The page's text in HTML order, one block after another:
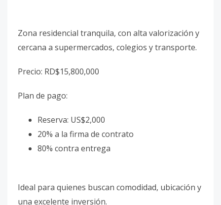
Zona residencial tranquila, con alta valorización y
cercana a supermercados, colegios y transporte.
Precio: RD$15,800,000
Plan de pago:
Reserva: US$2,000
20% a la firma de contrato
80% contra entrega
Ideal para quienes buscan comodidad, ubicación y
una excelente inversión.